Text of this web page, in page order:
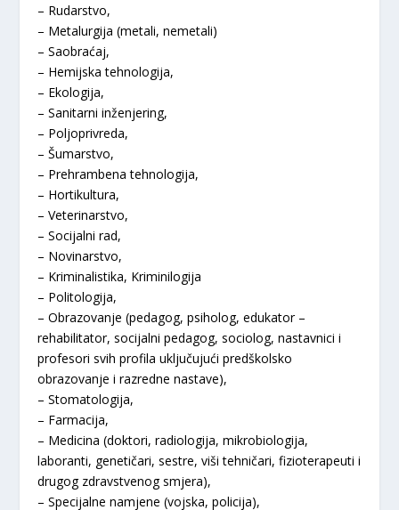
– Rudarstvo,
– Metalurgija (metali, nemetali)
– Saobraćaj,
– Hemijska tehnologija,
– Ekologija,
– Sanitarni inženjering,
– Poljoprivreda,
– Šumarstvo,
– Prehrambena tehnologija,
– Hortikultura,
– Veterinarstvo,
– Socijalni rad,
– Novinarstvo,
– Kriminalistika, Kriminilogija
– Politologija,
– Obrazovanje (pedagog, psiholog, edukator –
rehabilitator, socijalni pedagog, sociolog, nastavnici i
profesori svih profila uključujući predškolsko
obrazovanje i razredne nastave),
– Stomatologija,
– Farmacija,
– Medicina (doktori, radiologija, mikrobiologija,
laboranti, genetičari, sestre, viši tehničari, fizioterapeuti i
drugog zdravstvenog smjera),
– Specijalne namjene (vojska, policija),